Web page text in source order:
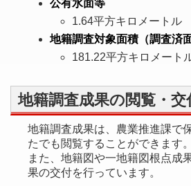
公有水面等
1.64平方キロメートル
地籍調査対象面積（調査済面
181.22平方キロメート
地籍調査成果の閲覧・
地籍調査成果は、農業推進課で
たでも閲覧することができます。
また、地籍図や一地籍図根点成
果の交付を行っています。